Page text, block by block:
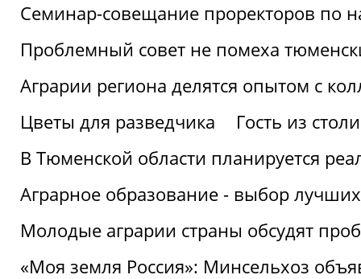
Семинар-совещание проректоров по
Проблемный совет не помеха
Аграрии региона делятся опытом с
Цветы для разведчика
Гость из
В Тюменской области планируется
Аграрное образование - выбор лучших
Молодые аграрии страны обсудят
«Моя земля Россия»: Минсельхоз